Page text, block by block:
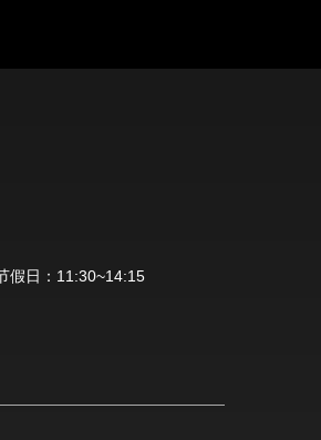
假日：11:30~14:15